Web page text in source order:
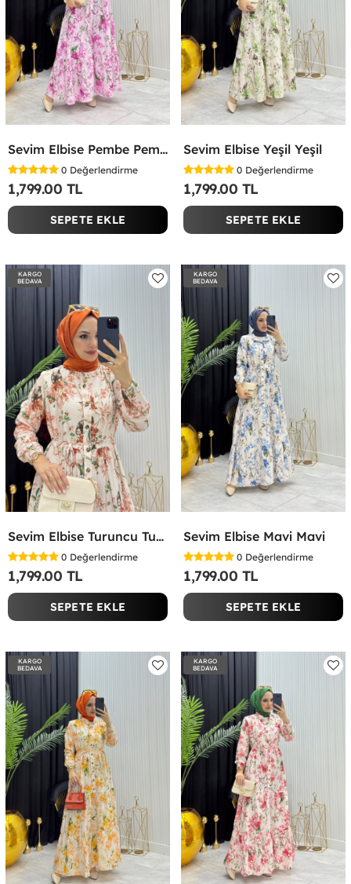
Sevim Elbise Pembe Pembe
0 Değerlendirme
1,799.00 TL
SEPETE EKLE
Sevim Elbise Yeşil Yeşil
0 Değerlendirme
1,799.00 TL
SEPETE EKLE
KARGO
BEDAVA
Sevim Elbise Turuncu Turuncu
0 Değerlendirme
1,799.00 TL
SEPETE EKLE
KARGO
BEDAVA
Sevim Elbise Mavi Mavi
0 Değerlendirme
1,799.00 TL
SEPETE EKLE
KARGO
BEDAVA
KARGO
BEDAVA